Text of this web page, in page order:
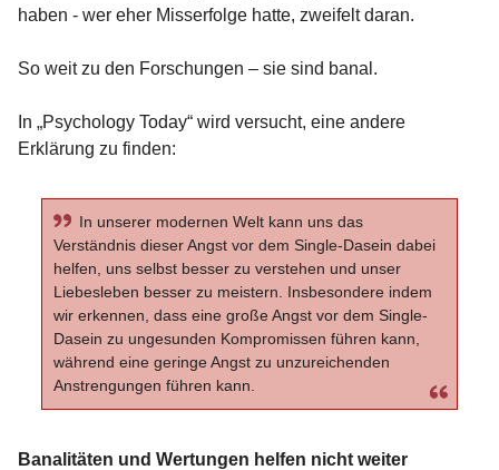
haben - wer eher Misserfolge hatte, zweifelt daran.
So weit zu den Forschungen – sie sind banal.
In „Psychology Today“ wird versucht, eine andere
Erklärung zu finden:
In unserer modernen Welt kann uns das
Verständnis dieser Angst vor dem Single-Dasein dabei
helfen, uns selbst besser zu verstehen und unser
Liebesleben besser zu meistern. Insbesondere indem
wir erkennen, dass eine große Angst vor dem Single-
Dasein zu ungesunden Kompromissen führen kann,
während eine geringe Angst zu unzureichenden
Anstrengungen führen kann.
Banalitäten und Wertungen helfen nicht weiter